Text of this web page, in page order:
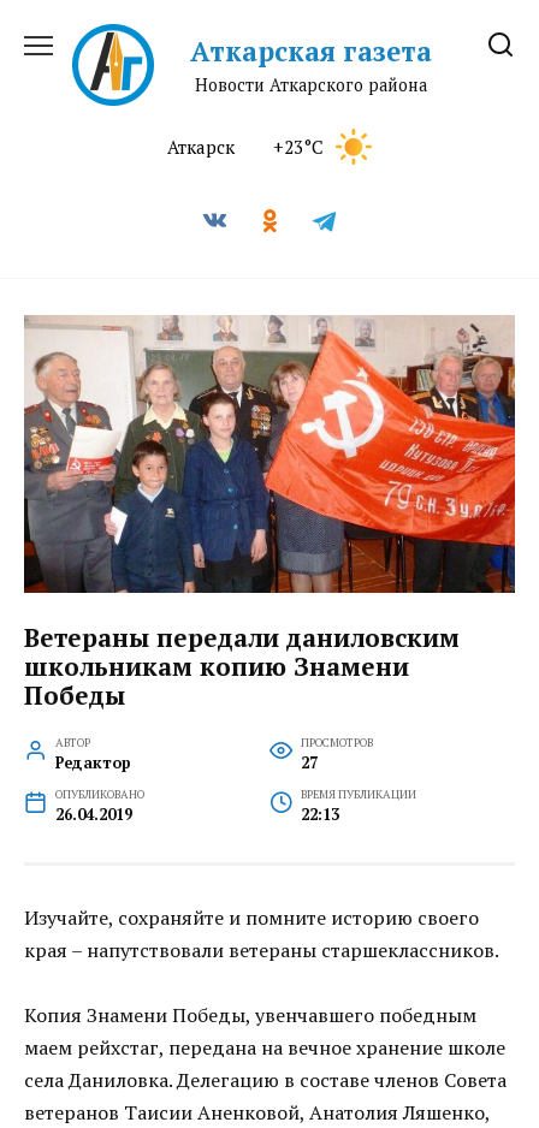
содержанию
Аткарская газета
Новости Аткарского района
Аткарск +23°C
Ветераны передали даниловским
школьникам копию Знамени
Победы
АВТОР
Редактор
ПРОСМОТРОВ
27
ОПУБЛИКОВАНО
26.04.2019
ВРЕМЯ ПУБЛИКАЦИИ
22:13
Изучайте, сохраняйте и помните историю своего
края – напутствовали ветераны старшеклассников.
Копия Знамени Победы, увенчавшего победным
маем рейхстаг, передана на вечное хранение школе
села Даниловка. Делегацию в составе членов Совета
ветеранов Таисии Аненковой, Анатолия Ляшенко,